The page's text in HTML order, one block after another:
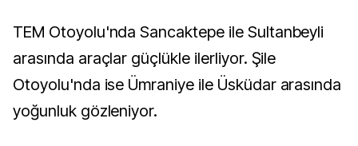
TEM Otoyolu'nda Sancaktepe ile Sultanbeyli
arasında araçlar güçlükle ilerliyor. Şile
Otoyolu'nda ise Ümraniye ile Üsküdar arasında
yoğunluk gözleniyor.